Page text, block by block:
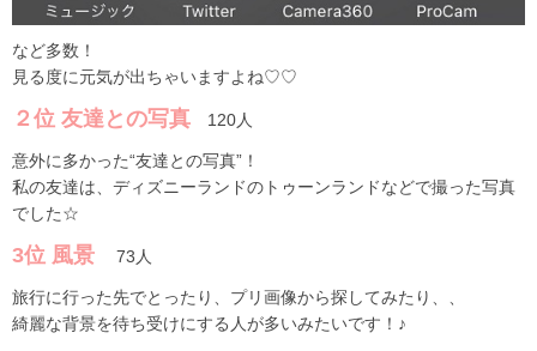
など多数！
見る度に元気が出ちゃいますよね♡♡
２位 友達との写真 120人
意外に多かった“友達との写真”！
私の友達は、ディズニーランドのトゥーンランドなどで撮った写真
でした☆
3位 風景 73人
旅行に行った先でとったり、プリ画像から探してみたり、、
綺麗な背景を待ち受けにする人が多いみたいです！♪